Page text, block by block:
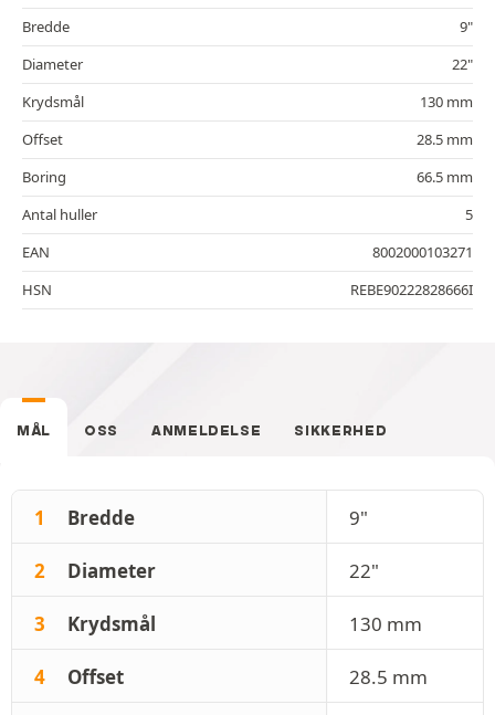
Bredde
9"
Diameter
22"
Krydsmål
130 mm
Offset
28.5 mm
Boring
66.5 mm
Antal huller
5
EAN
8002000103271
HSN
REBE90222828666I
MÅL OSS ANMELDELSE SIKKERHED
1 Bredde 9"
2 Diameter 22"
3 Krydsmål 130 mm
4 Offset 28.5 mm